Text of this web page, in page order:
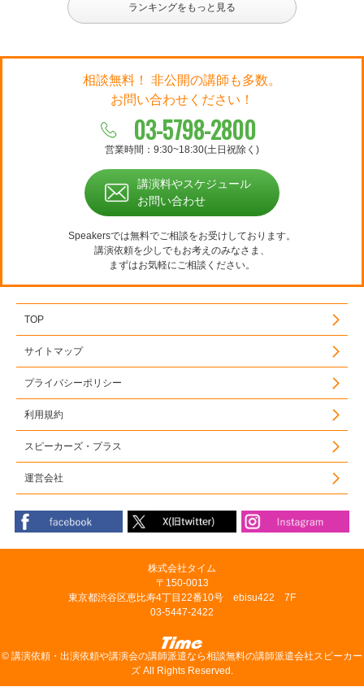
ランキングをもっと見る
相談無料！ 非公開の講師も多数。
お問い合わせください！
03-5798-2800
営業時間：9:30~18:30(土日祝除く)
講演料やスケジュール
お問い合わせ
Speakersでは無料でご相談をお受けしております。
講演依頼を少しでもお考えのみなさま、
まずはお気軽にご相談ください。
TOP
サイトマップ
プライバシーポリシー
利用規約
スピーカーズ・プラス
運営会社
株式会社タイム
〒150-0013
東京都渋谷区恵比寿4丁目22番10号 ebisu422 7F
03-5447-2422
© 講演依頼・出演依頼や講演会の講師派遣なら相談無料の講師派遣会社スピーカー
ズ All Rights Reserved.